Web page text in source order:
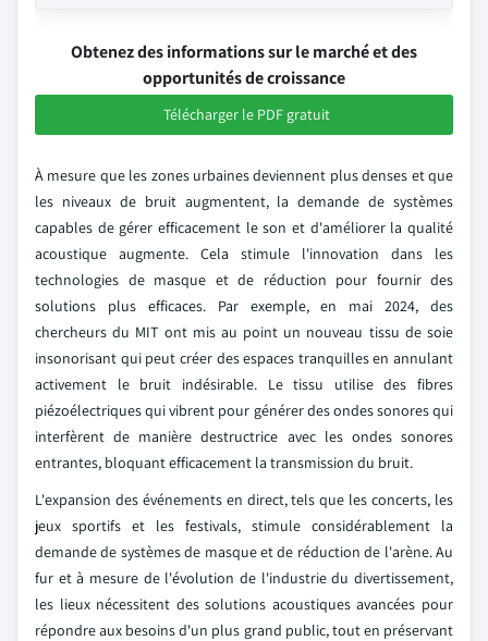
Obtenez des informations sur le marché et des
opportunités de croissance
Télécharger le PDF gratuit
À mesure que les zones urbaines deviennent plus denses et que
les niveaux de bruit augmentent, la demande de systèmes
capables de gérer efficacement le son et d'améliorer la qualité
acoustique augmente. Cela stimule l'innovation dans les
technologies de masque et de réduction pour fournir des
solutions plus efficaces. Par exemple, en mai 2024, des
chercheurs du MIT ont mis au point un nouveau tissu de soie
insonorisant qui peut créer des espaces tranquilles en annulant
activement le bruit indésirable. Le tissu utilise des fibres
piézoélectriques qui vibrent pour générer des ondes sonores qui
interfèrent de manière destructrice avec les ondes sonores
entrantes, bloquant efficacement la transmission du bruit.
L'expansion des événements en direct, tels que les concerts, les
jeux sportifs et les festivals, stimule considérablement la
demande de systèmes de masque et de réduction de l'arène. Au
fur et à mesure de l'évolution de l'industrie du divertissement,
les lieux nécessitent des solutions acoustiques avancées pour
répondre aux besoins d'un plus grand public, tout en préservant